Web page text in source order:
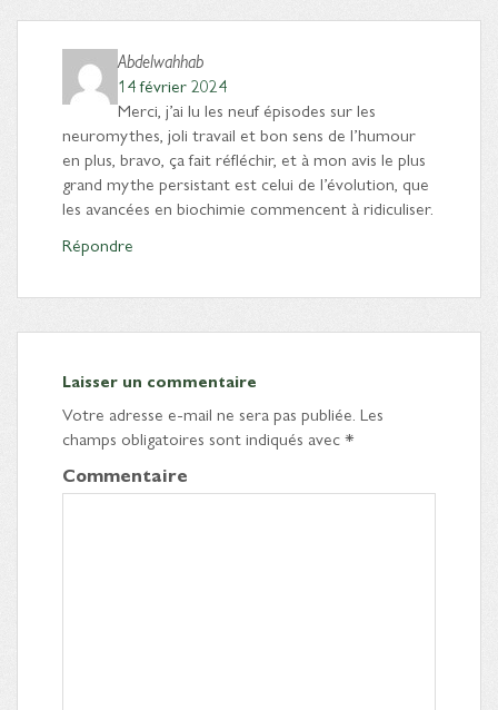
Abdelwahhab
14 février 2024
Merci, j’ai lu les neuf épisodes sur les
neuromythes, joli travail et bon sens de l’humour
en plus, bravo, ça fait réfléchir, et à mon avis le plus
grand mythe persistant est celui de l’évolution, que
les avancées en biochimie commencent à ridiculiser.
Répondre
Laisser un commentaire
Votre adresse e-mail ne sera pas publiée. Les
champs obligatoires sont indiqués avec*
Commentaire